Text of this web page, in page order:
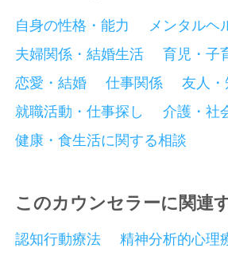
自身の性格・能力
メンタルヘ
夫婦関係・結婚生活
育児・子
恋愛・結婚
仕事関係
友人・
就職活動・仕事探し
介護・社
健康・食生活に関する相談
このカウンセラーに関連
認知行動療法
精神分析的心理